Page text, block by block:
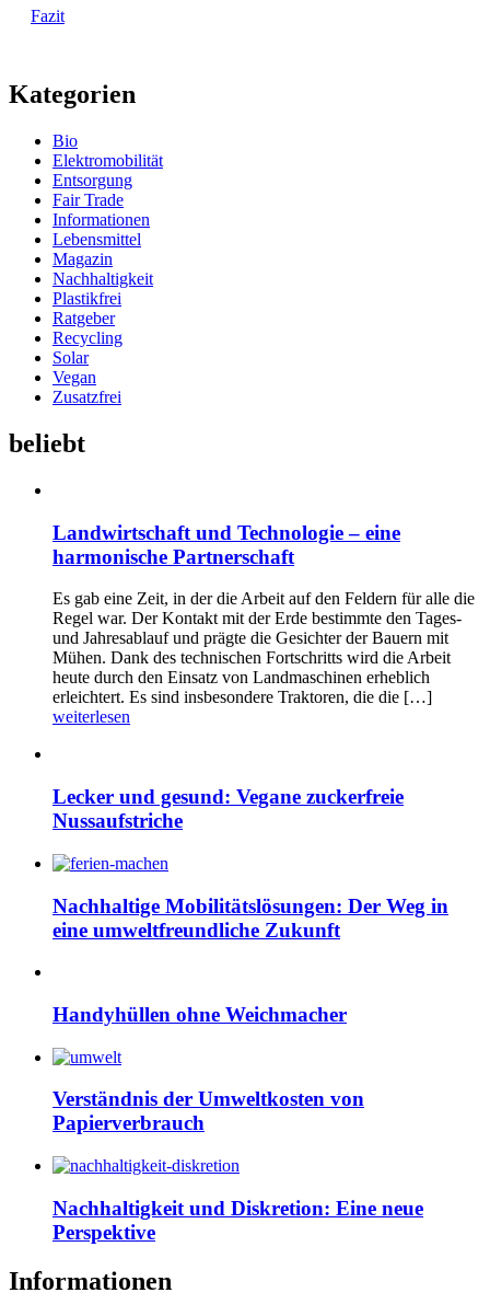
Fazit
Kategorien
Bio
Elektromobilität
Entsorgung
Fair Trade
Informationen
Lebensmittel
Magazin
Nachhaltigkeit
Plastikfrei
Ratgeber
Recycling
Solar
Vegan
Zusatzfrei
beliebt
Landwirtschaft und Technologie – eine
harmonische Partnerschaft
Es gab eine Zeit, in der die Arbeit auf den Feldern für alle die
Regel war. Der Kontakt mit der Erde bestimmte den Tages-
und Jahresablauf und prägte die Gesichter der Bauern mit
Mühen. Dank des technischen Fortschritts wird die Arbeit
heute durch den Einsatz von Landmaschinen erheblich
erleichtert. Es sind insbesondere Traktoren, die die […]
weiterlesen
Lecker und gesund: Vegane zuckerfreie
Nussaufstriche
Nachhaltige Mobilitätslösungen: Der Weg in
eine umweltfreundliche Zukunft
Handyhüllen ohne Weichmacher
Verständnis der Umweltkosten von
Papierverbrauch
Nachhaltigkeit und Diskretion: Eine neue
Perspektive
Informationen